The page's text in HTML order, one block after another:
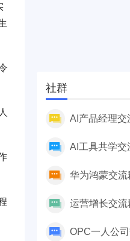
社群
AI产品经理交
AI工具共学交
华为鸿蒙交流
运营增长交流
OPC一人公